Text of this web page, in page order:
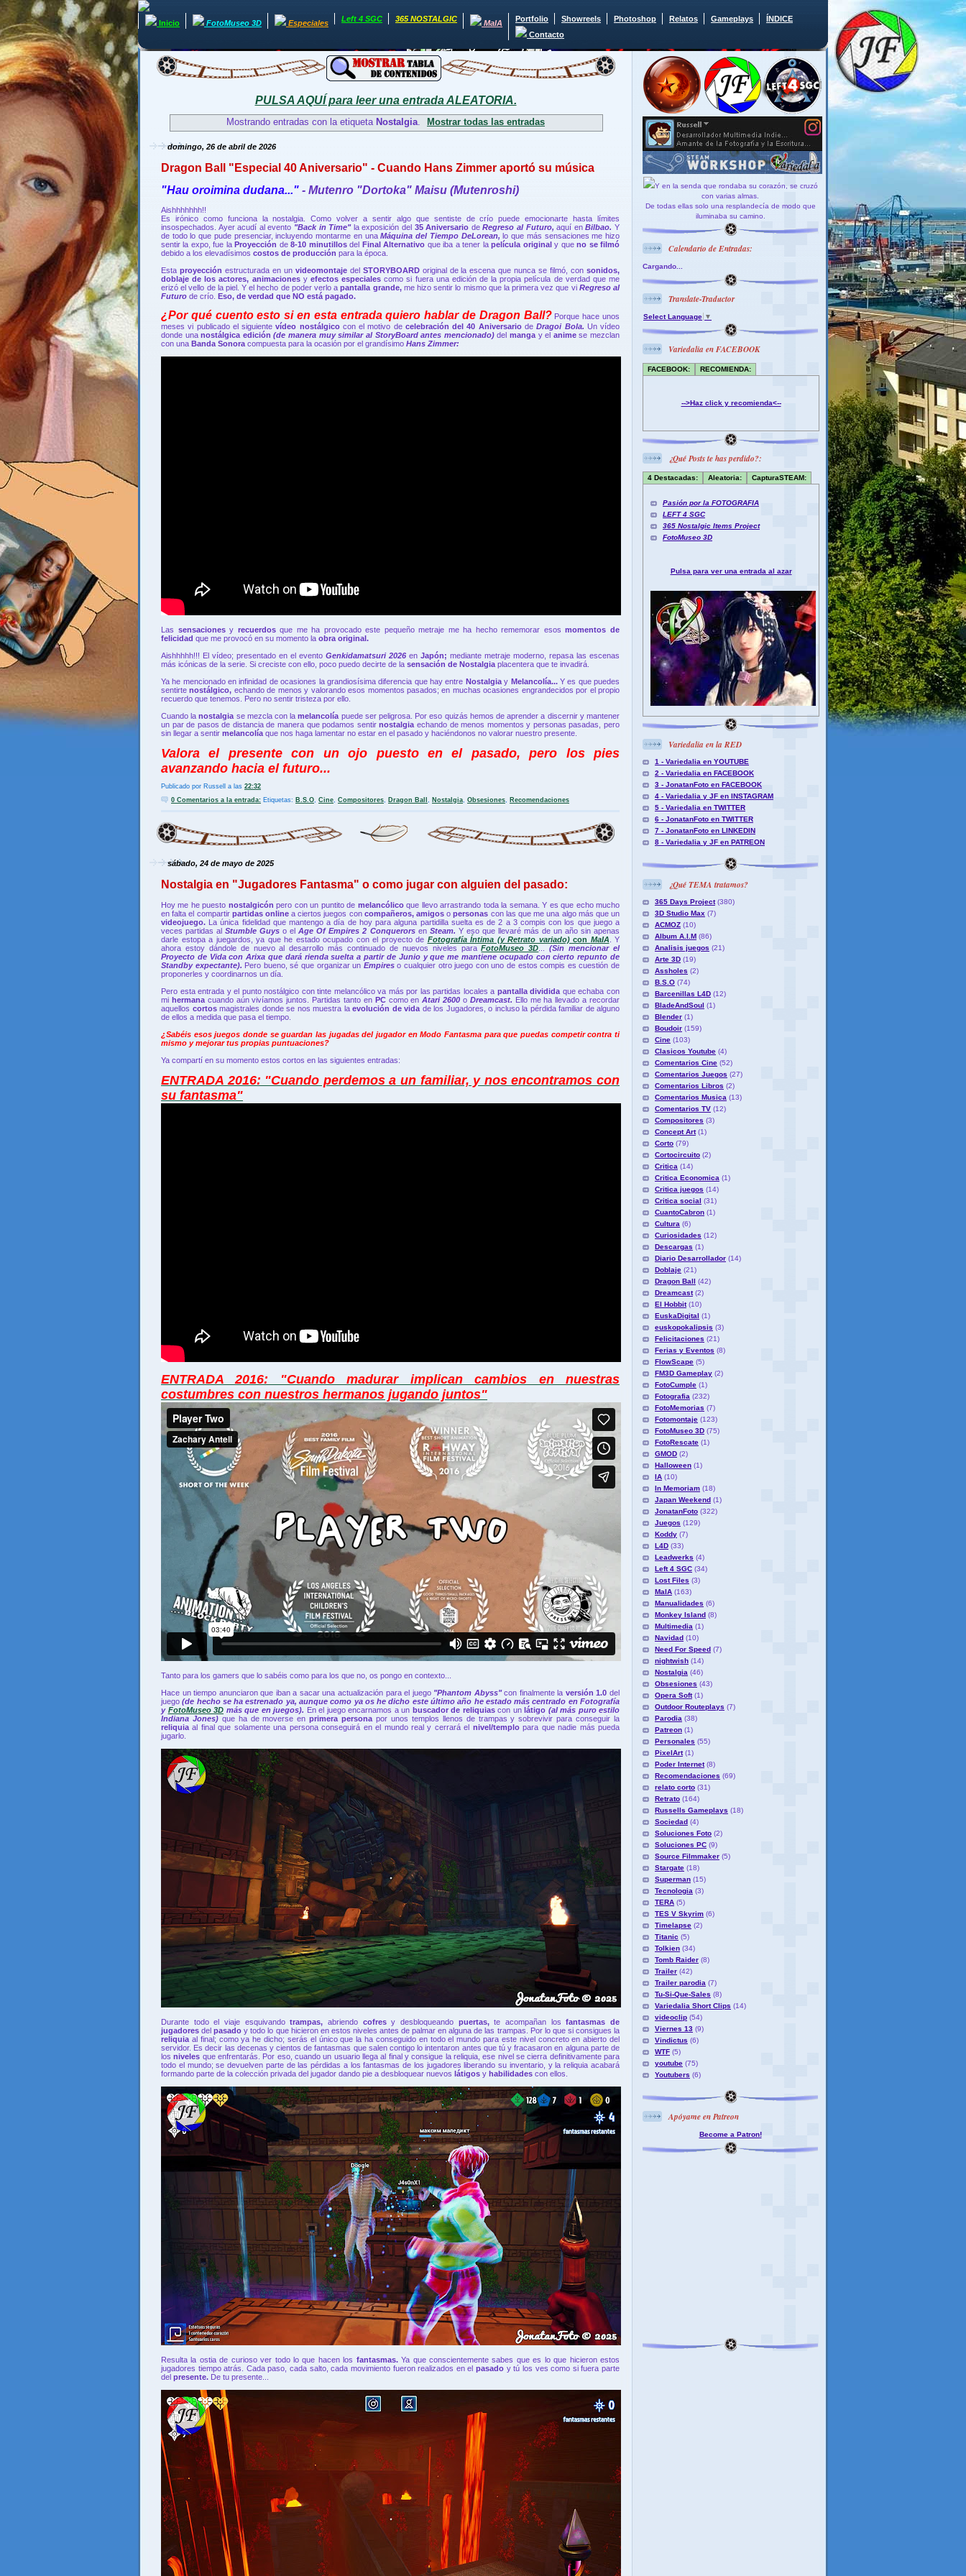
Inicio FotoMuseo 3D Especiales Left 4 SGC 365 NOSTALGIC MaIA Portfolio Showreels Photoshop Relatos Gameplays
ÍNDICE
Contacto
PULSA AQUÍ para leer una entrada ALEATORIA.
Mostrando entradas con la etiqueta Nostalgia. Mostrar todas las entradas
domingo, 26 de abril de 2026
Dragon Ball "Especial 40 Aniversario" - Cuando Hans Zimmer aportó su música
"Hau oroimina dudana..." - Mutenro "Dortoka" Maisu (Mutenroshi)
Aishhhhhhh!!
Es irónico como funciona la nostalgia. Como volver a sentir algo que sentiste de crío puede emocionarte hasta límites
insospechados. Ayer acudí al evento "Back in Time"la exposición del 35 Aniversario deRegreso al Futuro,aquí enBilbao.Y
de todo lo que pude presenciar, incluyendo montarme en unaMáquina del Tiempo DeLorean,lo que más sensaciones me hizo
sentir la expo, fue laProyección de8-10 minutillosdel Final Alternativo que iba a tener lapelícula originaly queno se filmó
debido a los elevadísimos costos de producción para la época.
Esta proyección estructurada en un videomontaje del STORYBOARD original de la escena que nunca se filmó, consonidos,
doblaje de los actores, animaciones y efectos especialescomo si fuera una edición de la propia película de verdad que me
erizó el vello de la piel. Y el hecho de poder verlo apantalla grande, me hizo sentir lo mismo que la primera vez que vi Regreso al
Futuro de crío. Eso, de verdad que NO está pagado.
¿Por qué cuento esto si en esta entrada quiero hablar de Dragon Ball? Porque hace unos
meses vi publicado el siguientevídeo nostálgico con el motivo de celebración del 40 Aniversario deDragoi Bola. Un vídeo
donde unanostálgica edición(de manera muy similar al StoryBoard antes mencionado)del manga y el animese mezclan
con una Banda Sonora compuesta para la ocasión por el grandísimo Hans Zimmer:
Las sensacionesy recuerdosque me ha provocado este pequeño metraje me ha hecho rememorar esosmomentos de
felicidad que me provocó en su momento la obra original.
Aishhhhh!!! El vídeo; presentado en el evento Genkidamatsuri 2026 en Japón; mediante metraje moderno, repasa las escenas
más icónicas de la serie. Si creciste con ello, poco puedo decirte de la sensación de Nostalgia placentera que te invadirá.
Ya he mencionado en infinidad de ocasiones la grandiosísima diferencia que hay entre Nostalgiay Melancolía... Y es que puedes
sentirtenostálgico, echando de menos y valorando esos momentos pasados; en muchas ocasiones engrandecidos por el propio
recuerdo que tenemos. Pero no sentir tristeza por ello.
Cuando lanostalgia se mezcla con lamelancolía puede ser peligrosa. Por eso quizás hemos de aprender a discernir y mantener
un par de pasos de distancia de manera que podamos sentirnostalgia echando de menos momentos y personas pasadas, pero
sin llegar a sentir melancolía que nos haga lamentar no estar en el pasado y haciéndonos no valorar nuestro presente.
Valora el presente con un ojo puesto en el pasado, pero los pies
avanzando hacia el futuro...
Publicado por Russell a las 22:32
0 Comentarios a la entrada: Etiquetas: B.S.O, Cine, Compositores, Dragon Ball , Nostalgia, Obsesiones, Recomendaciones
sábado, 24 de mayo de 2025
Nostalgia en "Jugadores Fantasma" o como jugar con alguien del pasado:
Hoy me he puesto nostalgicónpero con un puntito de melancólicoque llevo arrastrando toda la semana. Y es que echo mucho
en falta el compartir partidas onlinea ciertos juegos con compañeros, amigos opersonas con las que me una algo más que un
videojuego. La única fidelidad que mantengo a día de hoy para alguna partidilla suelta es de 2 a 3 compis con los que juego a
veces partidas alStumble Guyso elAge Of Empires 2 Conquerors en Steam. Y eso que llevaré más de un año sin apenas
darle estopa a juegardos, ya que he estado ocupado con el proyecto de Fotografía Íntima (y Retrato variado) con MaIA . Y
ahora estoy dándole de nuevo al desarrollo más continuado de nuevos niveles paraFotoMuseo 3D ...(Sin mencionar el
Proyecto de Vida con Arixa que dará rienda suelta a partir de Junio y que me mantiene ocupado con cierto repunto de
Standbyexpectante). Pero bueno, sé que organizar un Empireso cualquier otro juego con uno de estos compis es cuestión de
proponerles y coordinarnos un día.
Pero esta entrada y el punto nostálgico con tinte melancólico va más por las partidas locales a pantalla dividida que echaba con
mi hermana cuando aún vivíamos juntos. Partidas tanto en PC como enAtari 2600 o Dreamcast. Ello me ha llevado a recordar
aquellos cortos magistrales donde se nos muestra la evolución de vida de los Jugadores, o incluso la pérdida familiar de alguno
de ellos a medida que pasa el tiempo.
¿Sabéis esos juegos donde se guardan las jugadas del jugador en Modo Fantasma para que puedas competir contra ti
mismo y mejorar tus propias puntuaciones?
Ya compartí en su momento estos cortos en las siguientes entradas:
ENTRADA 2016: "Cuando perdemos a un familiar, y nos encontramos con
su fantasma"
ENTRADA 2016: "Cuando madurar implican cambios en nuestras
costumbres con nuestros hermanos jugando juntos"
Tanto para los gamers que lo sabéis como para los que no, os pongo en contexto...
Hace un tiempo anunciaron que iban a sacar una actualización para el juego "Phantom Abyss"con finalmente la versión 1.0del
juego(de hecho se ha estrenado ya, aunque como ya os he dicho este último año he estado más centrado en Fotografía
y FotoMuseo 3D más que en juegos). En el juego encarnamos a un buscador de reliquias con un látigo (al más puro estilo
Indiana Jones) que ha de moverse enprimera personapor unos templos llenos de trampas y sobrevivir para conseguir la
reliquiaal final que solamente una persona conseguirá en el mundo real y cerrará el nivel/templopara que nadie más pueda
jugarlo.
Durante todo el viaje esquivandotrampas,abriendo cofresy desbloqueando puertas,te acompañan losfantasmas de
jugadoresdelpasadoy todo lo que hicieron en estos niveles antes de palmar en alguna de las trampas. Por lo que si consigues la
reliquia al final; como ya he dicho; serás el único que la ha conseguido en todo el mundo para este nivel concreto en abierto del
servidor. Es decir las decenas y cientos de fantasmas que salen contigo lo intentaron antes que tú y fracasaron en alguna parte de
losniveles que enfrentarás. Por eso, cuando un usuario llega al final y consigue la reliquia, ese nivel se cierra definitivamente para
todo el mundo; se devuelven parte de las pérdidas a los fantasmas de los jugadores liberando su inventario, y la reliquia acabará
formando parte de la colección privada del jugador dando pie a desbloquear nuevos látigos y habilidades con ellos.
Resulta la ostia de curioso ver todo lo que hacen los fantasmas.Ya que conscientemente sabes que es lo que hicieron estos
jugadores tiempo atrás. Cada paso, cada salto, cada movimiento fueron realizados en elpasado y tú los ves como si fuera parte
del presente. De tu presente...
Y en la senda que rondaba su corazón, se cruzó
con varias almas.
De todas ellas solo una resplandecía de modo que
iluminaba su camino.
Calendario de Entradas:
Cargando...
Translate-Traductor
Select Language ▼
Variedalia en FACEBOOK
FACEBOOK: RECOMIENDA:
-->Haz click y recomienda<--
¿Qué Posts te has perdido?:
4 Destacadas: Aleatoria: CapturaSTEAM:
Pasión por la FOTOGRAFIA
LEFT 4 SGC
365 Nostalgic Items Project
FotoMuseo 3D
Pulsa para ver una entrada al azar
Variedalia en la RED
1 - Variedalia en YOUTUBE
2 - Variedalia en FACEBOOK
3 - JonatanFoto en FACEBOOK
4 - Variedalia y JF en INSTAGRAM
5 - Variedalia en TWITTER
6 - JonatanFoto en TWITTER
7 - JonatanFoto en LINKEDIN
8 - Variedalia y JF en PATREON
¿Qué TEMA tratamos?
365 Days Project (380)
3D Studio Max (7)
ACMOZ (10)
Album A.I.M (86)
Analisis juegos (21)
Arte 3D (19)
Assholes (2)
B.S.O (74)
Barcenillas L4D (12)
BladeAndSoul (1)
Blender (1)
Boudoir (159)
Cine (103)
Clasicos Youtube (4)
Comentarios Cine (52)
Comentarios Juegos (27)
Comentarios Libros (2)
Comentarios Musica (13)
Comentarios TV (12)
Compositores (3)
Concept Art (1)
Corto (79)
Cortocircuito (2)
Critica (14)
Critica Economica (1)
Critica juegos (14)
Critica social (31)
CuantoCabron (1)
Cultura (6)
Curiosidades (12)
Descargas (1)
Diario Desarrollador (14)
Doblaje (21)
Dragon Ball (42)
Dreamcast (2)
El Hobbit (10)
EuskaDigital (1)
euskopokalipsis (3)
Felicitaciones (21)
Ferias y Eventos (8)
FlowScape (5)
FM3D Gameplay (2)
FotoCumple (1)
Fotografia (232)
FotoMemorias (7)
Fotomontaje (123)
FotoMuseo 3D (75)
FotoRescate (1)
GMOD (2)
Halloween (1)
IA (10)
In Memoriam (18)
Japan Weekend (1)
JonatanFoto (322)
Juegos (129)
Koddy (7)
L4D (33)
Leadwerks (4)
Left 4 SGC (34)
Lost Files (3)
MaIA (163)
Manualidades (6)
Monkey Island (8)
Multimedia (1)
Navidad (10)
Need For Speed (7)
nightwish (14)
Nostalgia (46)
Obsesiones (43)
Opera Soft (1)
Outdoor Routeplays (7)
Parodia (38)
Patreon (1)
Personales (55)
PixelArt (1)
Poder Internet (8)
Recomendaciones (69)
relato corto (31)
Retrato (164)
Russells Gameplays (18)
Sociedad (4)
Soluciones Foto (2)
Soluciones PC (9)
Source Filmmaker (5)
Stargate (18)
Superman (15)
Tecnologia (3)
TERA (5)
TES V Skyrim (6)
Timelapse (2)
Titanic (5)
Tolkien (34)
Tomb Raider (8)
Trailer (42)
Trailer parodia (7)
Tu-Si-Que-Sales (8)
Variedalia Short Clips (14)
videoclip (54)
Viernes 13 (9)
Vindictus (6)
WTF (5)
youtube (75)
Youtubers (6)
Apóyame en Patreon
Become a Patron!